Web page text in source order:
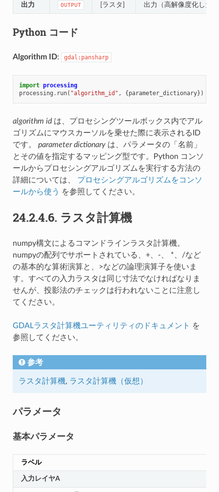
出力 OUTPUT [ラスタ] 出力（高解像度化した
Python コード
Algorithm ID: gdal:pansharp
import processing
processing . run( "algorithm_id" , {parameter_dictionary})
algorithm idは、プロセシングツールボックス内でアル
ゴリズムにマウスカーソルを乗せた際に表示されるID
です。 parameter dictionaryは、パラメータの「名前」
とその値を指定するマッピング型です。Python コンソ
ールからプロセシングアルゴリズムを実行する方法の
詳細については、 プロセシングアルゴリズムをコンソ
ールから使う
を参照してください。
24.2.4.6. ラスタ計算機
numpy構文によるコマンドラインラスタ計算機。
numpyの配列でサポートされている、+、-、 *、/など
の基本的な算術演算と、>などの論理演算子を使いま
す。すべての入力ラスタは同じ寸法でなければなりま
せんが、投影法のチェックは行われないことに注意し
てください。
GDALラスタ計算機ユーティリティのドキュメント
を
参照してください。
参考
ラスタ計算機, ラスタ計算機（仮想）
パラメータ
基本パラメータ
ラベル
入力レイヤA